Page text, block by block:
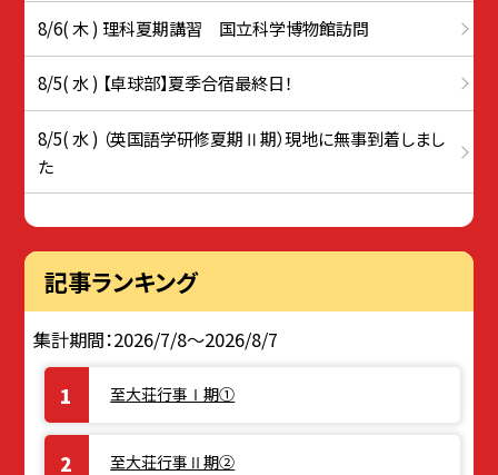
8/6( 木 ) 理科夏期講習 国立科学博物館訪問
8/5( 水 ) 【卓球部】夏季合宿最終日！
8/5( 水 ) （英国語学研修夏期Ⅱ期）現地に無事到着しまし
た
記事ランキング
集計期間：2026/7/8～2026/8/7
至大荘行事Ⅰ期①
至大荘行事Ⅱ期②